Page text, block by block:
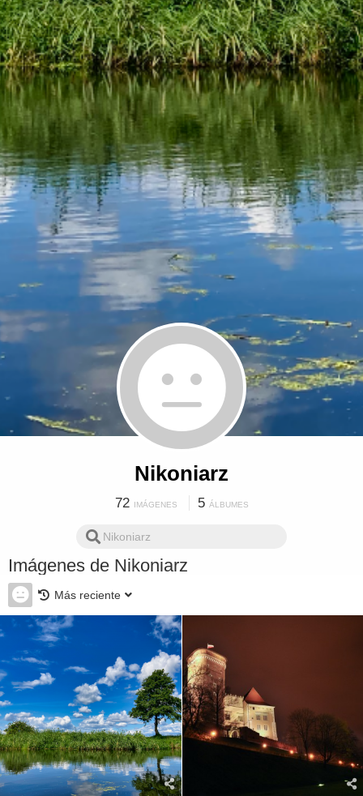
Nikoniarz
72 IMÁGENES 5 ÁLBUMES
Imágenes de Nikoniarz
Más reciente